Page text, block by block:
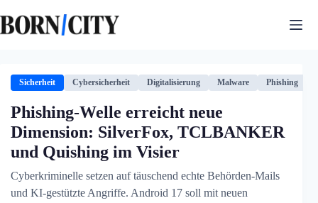
Inhalt
springen
Sicherheit Cybersicherheit Digitalisierung Malware Phishing
Phishing-Welle erreicht neue
Dimension: SilverFox, TCLBANKER
und Quishing im Visier
Cyberkriminelle setzen auf täuschend echte Behörden-Mails
und KI-gestützte Angriffe. Android 17 soll mit neuen